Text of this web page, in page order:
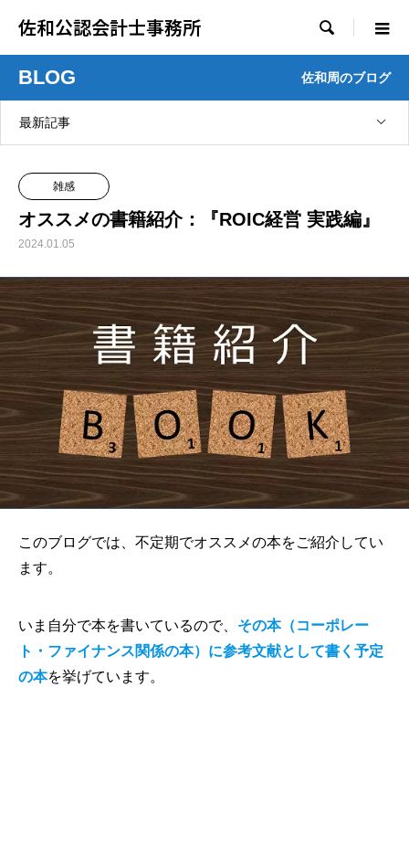
佐和公認会計士事務所 
BLOG 佐和周のブログ
最新記事
雑感
オススメの書籍紹介：『ROIC経営 実践編』
2024.01.05
このブログでは、不定期でオススメの本をご紹介してい
ます。
いま自分で本を書いているので、 その本（コーポレー
ト・ファイナンス関係の本）に参考文献として書く予定
の本を挙げています。